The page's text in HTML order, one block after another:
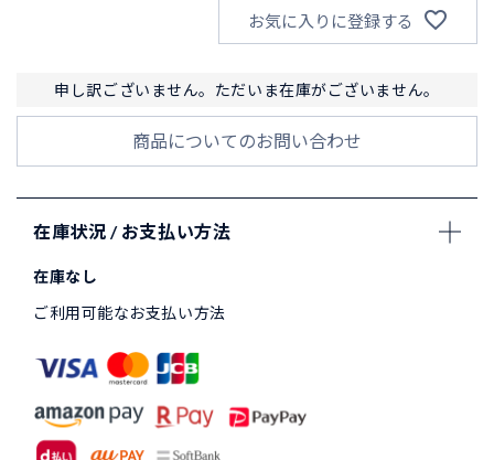
お気に入りに登録する
申し訳ございません。ただいま在庫がございません。
商品についてのお問い合わせ
在庫状況 / お支払い方法
在庫なし
ご利用可能なお支払い方法